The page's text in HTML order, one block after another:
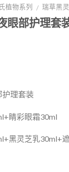
植物系列 / 瑞草黑
眼部护理套
护理套装
睛彩眼霜30ml
黑灵芝乳30ml+